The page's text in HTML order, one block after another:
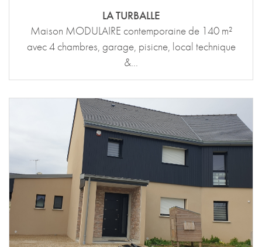
LA TURBALLE
Maison MODULAIRE contemporaine de 140 m²
avec 4 chambres, garage, pisicne, local technique
&...